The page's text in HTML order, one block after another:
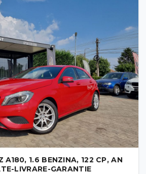
A180, 1.6 BENZINA, 122 CP, AN
LIVRARE-GARANTIE